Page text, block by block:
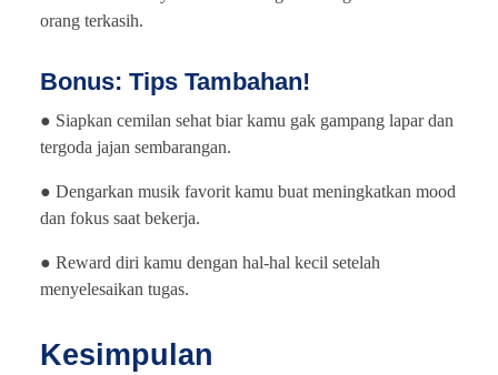
orang terkasih.
Bonus: Tips Tambahan!
● Siapkan cemilan sehat biar kamu gak gampang lapar dan
tergoda jajan sembarangan.
● Dengarkan musik favorit kamu buat meningkatkan mood
dan fokus saat bekerja.
● Reward diri kamu dengan hal-hal kecil setelah
menyelesaikan tugas.
Kesimpulan